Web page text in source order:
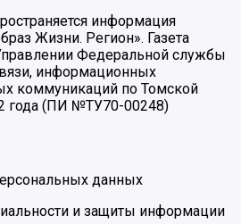
информация
Жизни. Регион». Газета
Федеральной службы
информационных
коммуникаций по Томской
года (ПИ №ТУ70-00248)
данных
и защиты информации